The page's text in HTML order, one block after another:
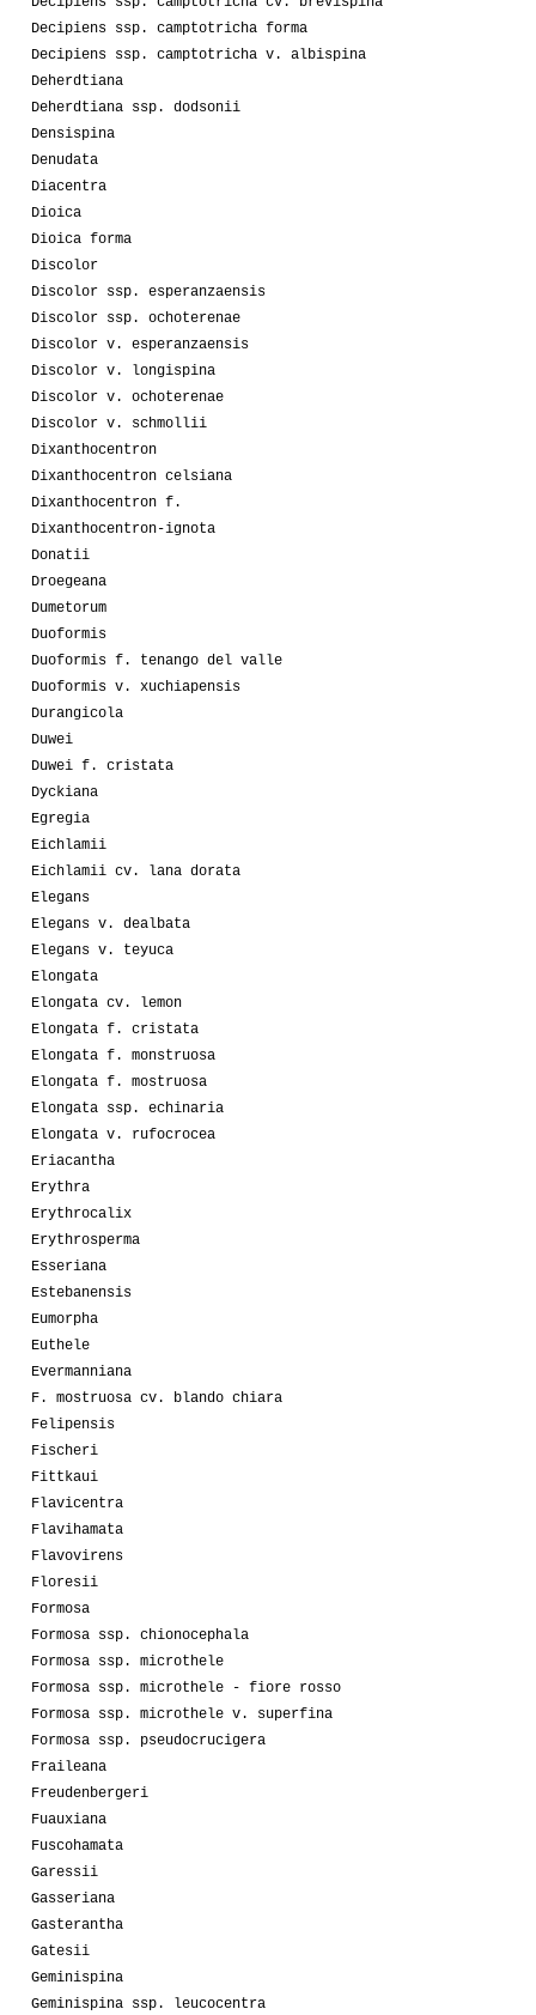
Decipiens ssp. camptotricha forma
Decipiens ssp. camptotricha v. albispina
Deherdtiana
Deherdtiana ssp. dodsonii
Densispina
Denudata
Diacentra
Dioica
Dioica forma
Discolor
Discolor ssp. esperanzaensis
Discolor ssp. ochoterenae
Discolor v. esperanzaensis
Discolor v. longispina
Discolor v. ochoterenae
Discolor v. schmollii
Dixanthocentron
Dixanthocentron celsiana
Dixanthocentron f.
Dixanthocentron-ignota
Donatii
Droegeana
Dumetorum
Duoformis
Duoformis f. tenango del valle
Duoformis v. xuchiapensis
Durangicola
Duwei
Duwei f. cristata
Dyckiana
Egregia
Eichlamii
Eichlamii cv. lana dorata
Elegans
Elegans v. dealbata
Elegans v. teyuca
Elongata
Elongata cv. lemon
Elongata f. cristata
Elongata f. monstruosa
Elongata f. mostruosa
Elongata ssp. echinaria
Elongata v. rufocrocea
Eriacantha
Erythra
Erythrocalix
Erythrosperma
Esseriana
Estebanensis
Eumorpha
Euthele
Evermanniana
F. mostruosa cv. blando chiara
Felipensis
Fischeri
Fittkaui
Flavicentra
Flavihamata
Flavovirens
Floresii
Formosa
Formosa ssp. chionocephala
Formosa ssp. microthele
Formosa ssp. microthele - fiore rosso
Formosa ssp. microthele v. superfina
Formosa ssp. pseudocrucigera
Fraileana
Freudenbergeri
Fuauxiana
Fuscohamata
Garessii
Gasseriana
Gasterantha
Gatesii
Geminispina
Geminispina ssp. leucocentra